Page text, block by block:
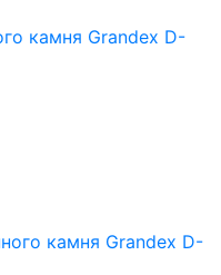
камня Grandex D-